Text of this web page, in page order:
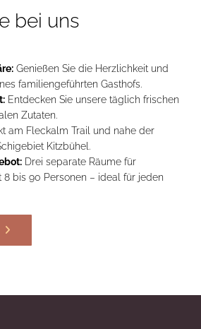
bei uns
Genießen Sie die Herzlichkeit und
familiengeführten Gasthofs.
Entdecken Sie unsere täglich frischen
Zutaten.
am Fleckalm Trail und nahe der
Kitzbühel.
Drei separate Räume für
8 bis 90 Personen – ideal für jeden